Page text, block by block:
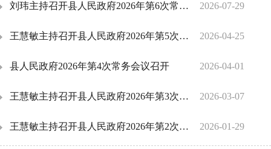
2026-07-29
刘玮主持召开县人民政府2026年第6次常务会议
2026-04-25
王慧敏主持召开县人民政府2026年第5次常务会议
2026-04-01
县人民政府2026年第4次常务会议召开
2026-03-07
王慧敏主持召开县人民政府2026年第3次常务会议
2026-01-29
王慧敏主持召开县人民政府2026年第2次常务会议